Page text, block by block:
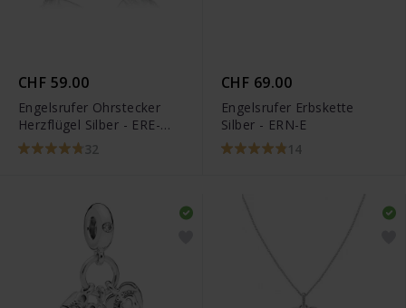
CHF 59.00
Engelsrufer Ohrstecker
Herzflügel Silber - ERE-
LILHEARTWINGS
32
CHF 69.00
Engelsrufer Erbskette
Silber - ERN-E
14